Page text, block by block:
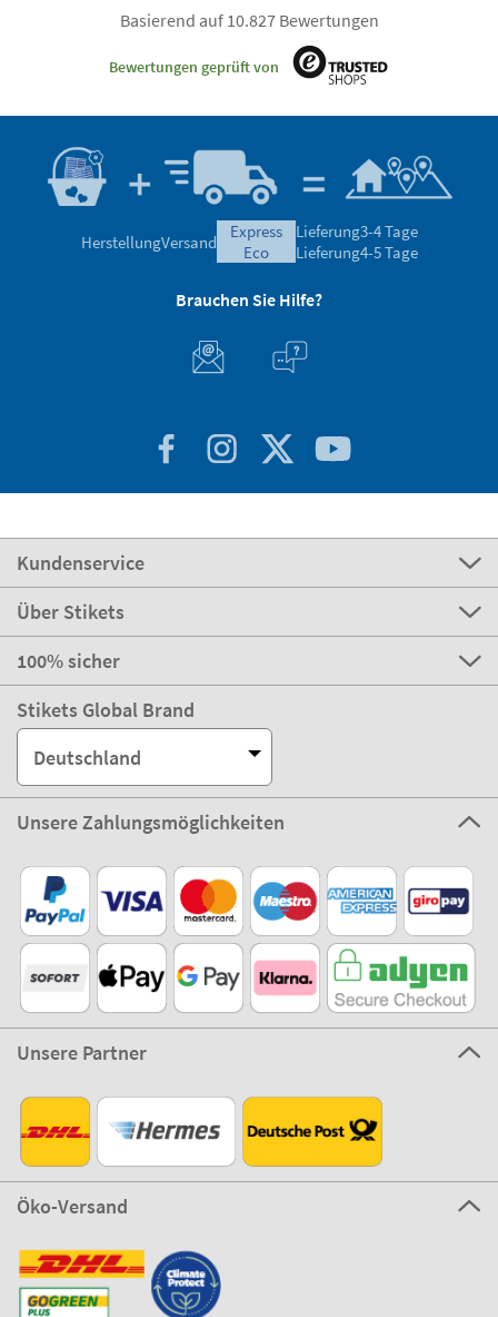
Basierend auf 10.827 Bewertungen
Bewertungen geprüft von
HerstellungVersand
express
eco
Lieferung3-4 Tage
Lieferung4-5 Tage
Brauchen Sie Hilfe?
Kundenservice
Über Stikets
100% sicher
Stikets Global Brand
Deutschland
Unsere Zahlungsmöglichkeiten
Unsere Partner
Öko-Versand